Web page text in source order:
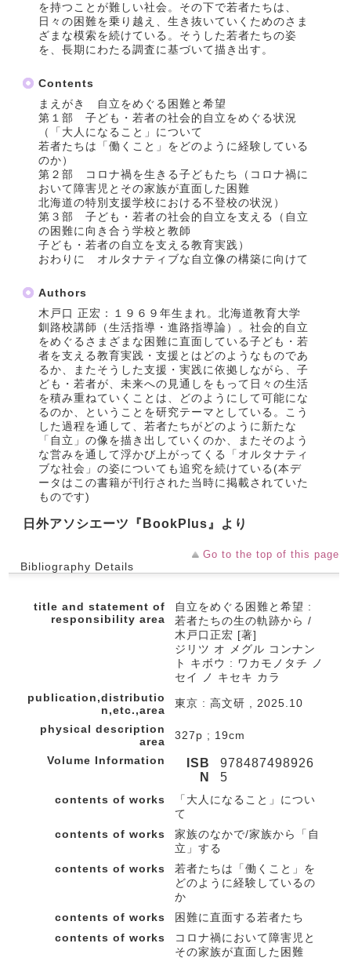
を持つことが難しい社会。その下で若者たちは、
日々の困難を乗り越え、生き抜いていくためのさま
ざまな模索を続けている。そうした若者たちの姿
を、長期にわたる調査に基づいて描き出す。
Contents
まえがき 自立をめぐる困難と希望
第１部 子ども・若者の社会的自立をめぐる状況
（「大人になること」について
若者たちは「働くこと」をどのように経験している
のか）
第２部 コロナ禍を生きる子どもたち（コロナ禍に
おいて障害児とその家族が直面した困難
北海道の特別支援学校における不登校の状況）
第３部 子ども・若者の社会的自立を支える（自立
の困難に向き合う学校と教師
子ども・若者の自立を支える教育実践）
おわりに オルタナティブな自立像の構築に向けて
Authors
木戸口 正宏：１９６９年生まれ。北海道教育大学
釧路校講師（生活指導・進路指導論）。社会的自立
をめぐるさまざまな困難に直面している子ども・若
者を支える教育実践・支援とはどのようなものであ
るか、またそうした支援・実践に依拠しながら、子
ども・若者が、未来への見通しをもって日々の生活
を積み重ねていくことは、どのようにして可能にな
るのか、ということを研究テーマとしている。こう
した過程を通して、若者たちがどのように新たな
「自立」の像を描き出していくのか、またそのよう
な営みを通して浮かび上がってくる「オルタナティ
ブな社会」の姿についても追究を続けている(本デ
ータはこの書籍が刊行された当時に掲載されていた
ものです)
日外アソシエーツ『BookPlus』より
Go to the top of this page
Bibliography Details
title and statement of
responsibility area
自立をめぐる困難と希望 :
若者たちの生の軌跡から /
木戸口正宏 [著]
ジリツ オ メグル コンナン
ト キボウ : ワカモノタチ ノ
セイ ノ キセキ カラ
publication,distributio
n,etc.,area
東京 : 高文研 , 2025.10
physical description
area
327p ; 19cm
Volume Information
ISB
N
978487498926
5
contents of works
「大人になること」につい
て
contents of works
家族のなかで/家族から「自
立」する
contents of works
若者たちは「働くこと」を
どのように経験しているの
か
contents of works
困難に直面する若者たち
contents of works
コロナ禍において障害児と
その家族が直面した困難